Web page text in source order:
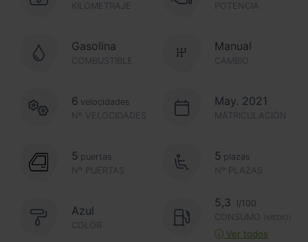
KILOMETRAJE
POTENCIA
Gasolina
COMBUSTIBLE CAMBIO
Manual
Nº VELOCIDADES
6 velocidades May. 2021
MATRICULACIÓN
Nº PUERTAS
5 puertas
Nº PLAZAS
5 plazas
Azul
COLOR
5,3
l/100
CONSUMO
(MEDIO)
Ver todos